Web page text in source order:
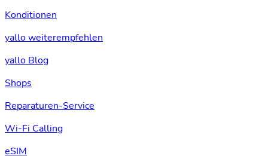
Konditionen
yallo weiterempfehlen
yallo Blog
Shops
Reparaturen-Service
Wi-Fi Calling
eSIM